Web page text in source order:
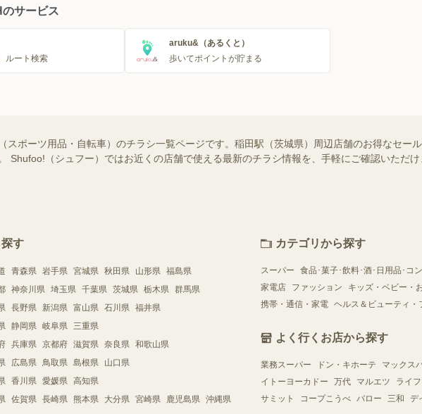
サービス
ルート検索
aruku&（あるくと）
歩いてポイントが貯まる
スポーツ用品・自転車）のチラシ一覧ページです。稲田駅（茨城県）周辺店舗のお得なセー
Shufoo!（シュフー）ではお近くの店舗で使える最新のチラシ情報を、手軽にご確認いただ
す
青森県 岩手県 宮城県 秋田県 山形県 福島県
神奈川県 埼玉県 千葉県 茨城県 栃木県 群馬県
長野県 新潟県 富山県 石川県 福井県
静岡県 岐阜県 三重県
兵庫県 京都府 滋賀県 奈良県 和歌山県
広島県 鳥取県 島根県 山口県
香川県 愛媛県 高知県
佐賀県 長崎県 熊本県 大分県 宮崎県 鹿児島県 沖縄県
カテゴリから探す
スーパー 食品･菓子･飲料･酒･日用品･コ
家電店
ファッション キッズ・ベビー・
携帯・通信・家電 ヘルス＆ビューティ・
よく行くお店から探す
業務スーパー ドン・キホーテ マックス
イトーヨーカドー
万代 マルエツ ライ
サミット
コープこうべ バロー 三和 デ